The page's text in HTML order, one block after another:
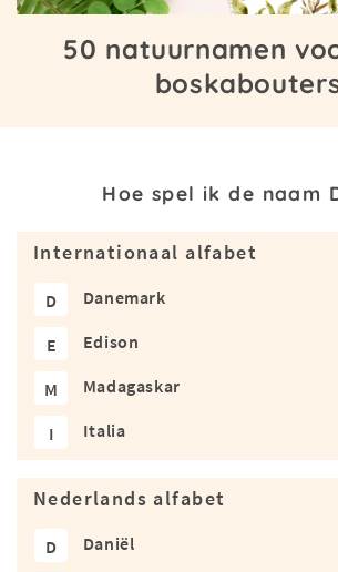
50 natuurnamen
Hoe spel ik de naam
Internationaal alfabet
D Danemark
E Edison
M Madagaskar
I Italia
Nederlands alfabet
D Daniël